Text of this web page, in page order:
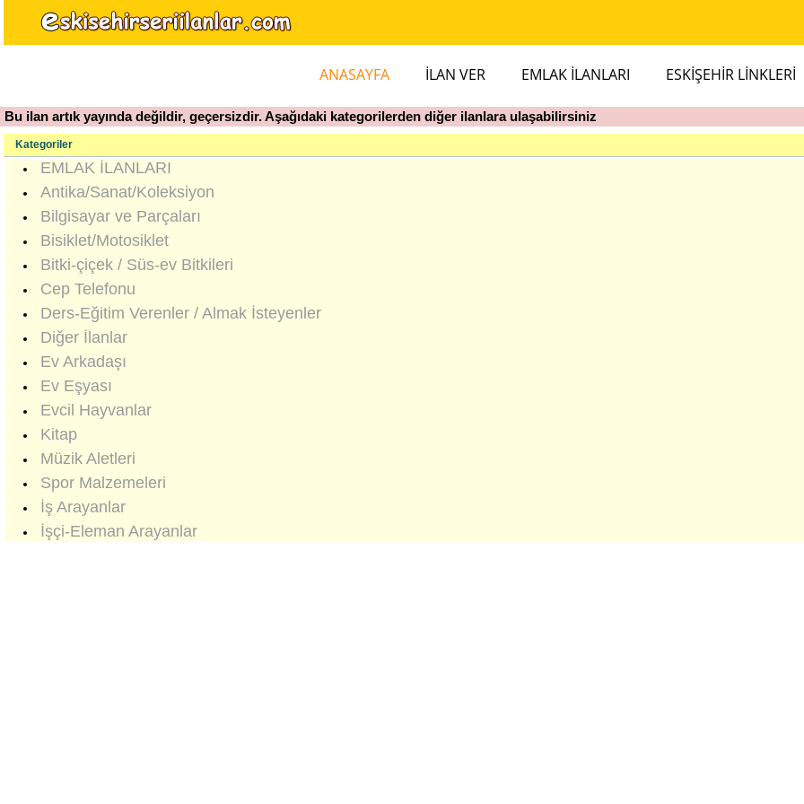
ANASAYFA İLAN VER EMLAK İLANLARI ESKIŞEHIR LINKLERI
Bu ilan artık yayında değildir, geçersizdir. Aşağıdaki kategorilerden diğer ilanlara ulaşabilirsiniz
Kategoriler
EMLAK İLANLARI
Antika/Sanat/Koleksiyon
Bilgisayar ve Parçaları
Bisiklet/Motosiklet
Bitki-çiçek / Süs-ev Bitkileri
Cep Telefonu
Ders-Eğitim Verenler / Almak İsteyenler
Diğer İlanlar
Ev Arkadaşı
Ev Eşyası
Evcil Hayvanlar
Kitap
Müzik Aletleri
Spor Malzemeleri
İş Arayanlar
İşçi-Eleman Arayanlar